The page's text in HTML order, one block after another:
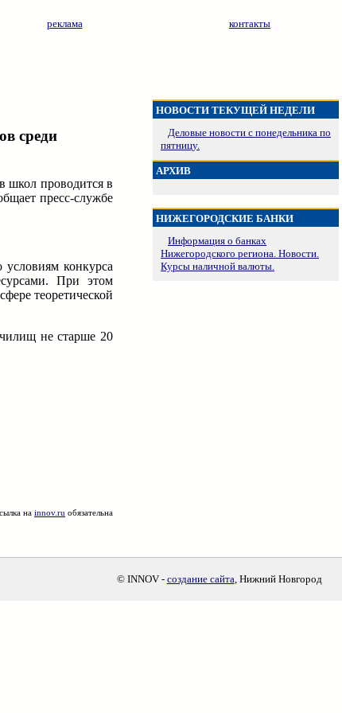
реклама контакты
среди
школ проводится в
пресс-службе
конкурса
При этом
теоретической
не старше 20
на innov.ru обязательна
НОВОСТИ ТЕКУЩЕЙ НЕДЕЛИ
Деловые новости с понедельника по
пятницу.
АРХИВ
НИЖЕГОРОДСКИЕ БАНКИ
Информация о банках
Нижегородского региона. Новости.
Курсы наличной валюты.
© INNOV - создание сайта, Нижний Новгород